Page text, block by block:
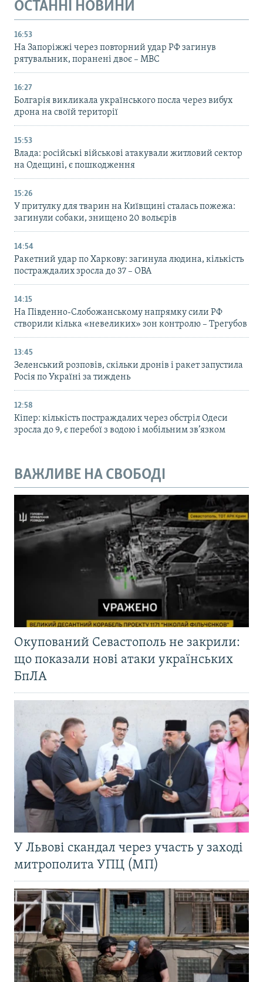
ОСТАННІ НОВИНИ
16:53
На Запоріжжі через повторний удар РФ загинув
рятувальник, поранені двоє – МВС
16:27
Болгарія викликала українського посла через вибух
дрона на своїй території
15:53
Влада: російські військові атакували житловий сектор
на Одещині, є пошкодження
15:26
У притулку для тварин на Київщині сталась пожежа:
загинули собаки, знищено 20 вольєрів
14:54
Ракетний удар по Харкову: загинула людина, кількість
постраждалих зросла до 37 – ОВА
14:15
На Південно-Слобожанському напрямку сили РФ
створили кілька «невеликих» зон контролю – Трегубов
13:45
Зеленський розповів, скільки дронів і ракет запустила
Росія по Україні за тиждень
12:58
Кіпер: кількість постраждалих через обстріл Одеси
зросла до 9, є перебої з водою і мобільним зв’язком
ВАЖЛИВЕ НА СВОБОДІ
Окупований Севастополь не закрили:
що показали нові атаки українських
БпЛА
У Львові скандал через участь у заході
митрополита УПЦ (МП)